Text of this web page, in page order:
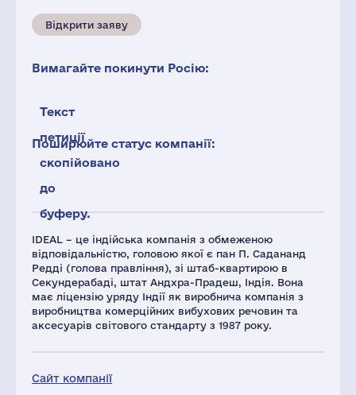
IDEAL – це індійська компанія з обмеженою
відповідальністю, головою якої є пан П. Садананд
Редді (голова правління), зі штаб-квартирою в
Секундерабаді, штат Андхра-Прадеш, Індія. Вона
має ліцензію уряду Індії як виробнича компанія з
виробництва комерційних вибухових речовин та
аксесуарів світового стандарту з 1987 року.
Сайт компанії
Відкрити заяву
Вимагайте покинути Росію:
Текст
петиції
скопійовано
до
буферу.
Поширюйте статус компанії: